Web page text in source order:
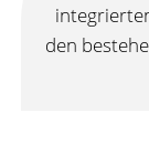
den